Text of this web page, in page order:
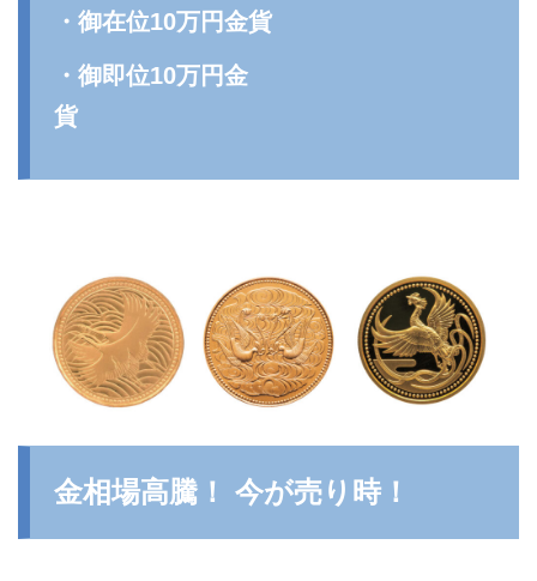
・御在位10万円金貨
・御即位10万円金
貨
金相場高騰！ 今が売り時！